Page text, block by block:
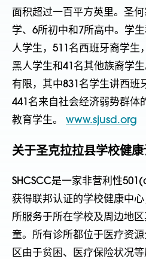
面积超过一百平方英里。圣
学、6所初中和7所高中。学
人学生，511名西班牙裔学生
黑人学生和41名其他族裔学
有限，其中831名学生讲西班
441名来自社会经济弱势群体
教育学生。 www.sjusd.org
关于圣克拉拉县学校健
SHCSCC是一家非营利性
获得联邦认证的学校健康中
所服务于所在学校及周边地
童。所有诊所都位于医疗资
区由于贫困、医疗保险状况